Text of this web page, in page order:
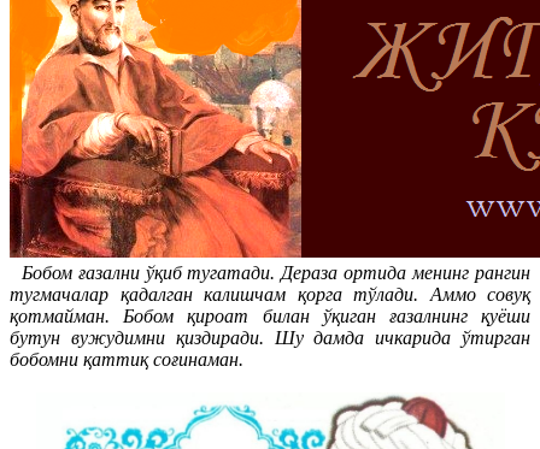
Бобом ғазални ўқиб тугатади. Дераза ортида менинг рангин
тугмачалар қадалган калишчам қорга тўлади. Аммо совуқ
қотмайман. Бобом қироат билан ўқиган ғазалнинг қуёши
бутун вужудимни қиздиради. Шу дамда ичкарида ўтирган
бобомни қаттиқ соғинаман.